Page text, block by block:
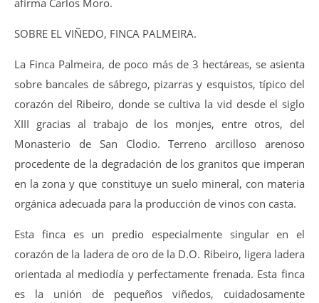
afirma Carlos Moro.
SOBRE EL VIÑEDO, FINCA PALMEIRA.
La Finca Palmeira, de poco más de 3 hectáreas, se asienta
sobre bancales de sábrego, pizarras y esquistos, típico del
corazón del Ribeiro, donde se cultiva la vid desde el siglo
XIII gracias al trabajo de los monjes, entre otros, del
Monasterio de San Clodio. Terreno arcilloso arenoso
procedente de la degradación de los granitos que imperan
en la zona y que constituye un suelo mineral, con materia
orgánica adecuada para la producción de vinos con casta.
Esta finca es un predio especialmente singular en el
corazón de la ladera de oro de la D.O. Ribeiro, ligera ladera
orientada al mediodía y perfectamente frenada. Esta finca
es la unión de pequeños viñedos, cuidadosamente